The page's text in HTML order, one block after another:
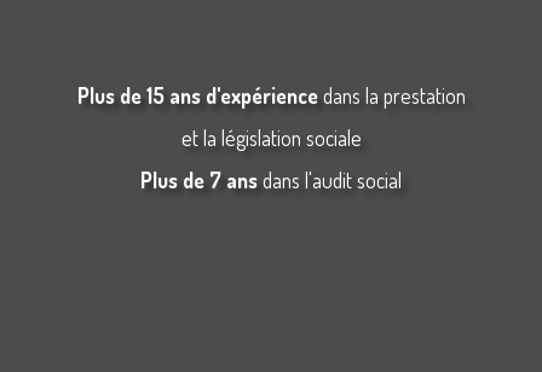
Plus de 15 ans d'expériencedans la prestation
et la législation sociale
Plus de 7 ansdans l'audit social